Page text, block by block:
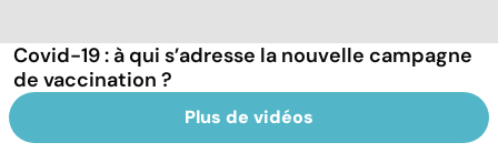
Covid-19 : à qui s’adresse la nouvelle campagne
de vaccination ?
Plus de vidéos